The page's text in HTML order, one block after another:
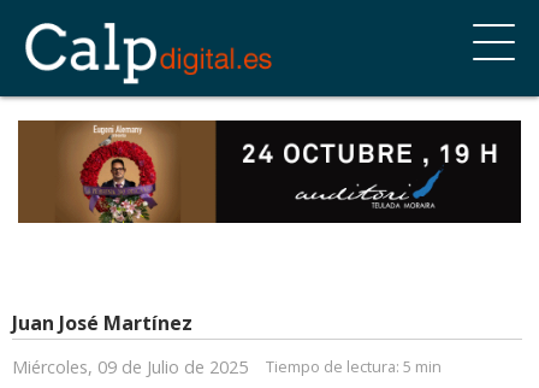
Juan José Martínez
Miércoles, 09 de Julio de 2025 Tiempo de lectura: 5 min